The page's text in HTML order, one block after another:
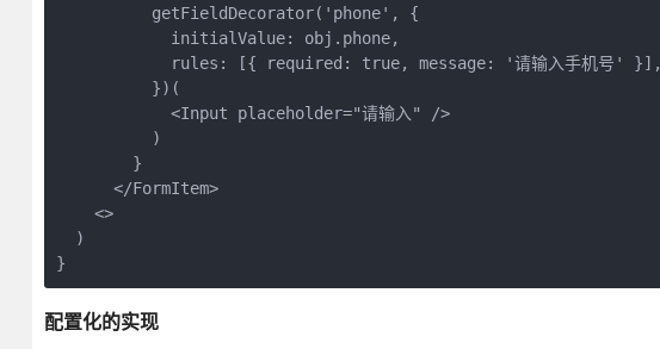
          getFieldDecorator('phone', {
            initialValue: obj.phone,
            rules: [{ required: true, message: '请输入手机号' }],
          })(
            <Input placeholder="请输入" />
          )
        }
      </FormItem>
    <>
  )
}
配置化的实现